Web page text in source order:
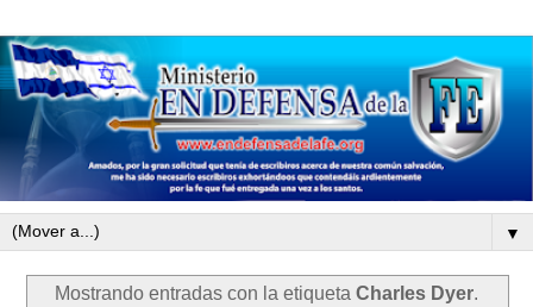
▼
Mostrando entradas con la etiqueta Charles Dyer.